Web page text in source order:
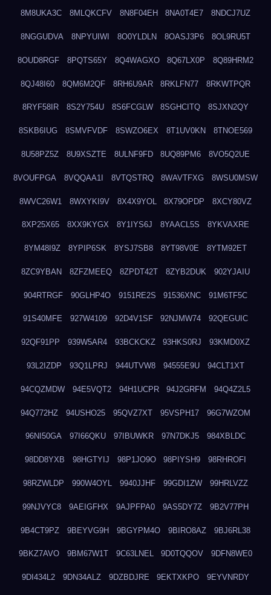
8M8UKA3C 8MLQKCFV 8N8F04EH 8NA0T4E7 8NDCJ7UZ
8NGGUDVA 8NPYUIWI 8O0YLDLN 8OASJ3P6 8OL9RU5T
8OUD8RGF 8PQTS65Y 8Q4WAGXO 8Q67LX0P 8Q89HRM2
8QJ48I60 8QM6M2QF 8RH6U9AR 8RKLFN77 8RKWTPQR
8RYF58IR 8S2Y754U 8S6FCGLW 8SGHCITQ 8SJXN2QY
8SKB6IUG 8SMVFVDF 8SWZO6EX 8T1UV0KN 8TNOE569
8U58PZ5Z 8U9XSZTE 8ULNF9FD 8UQ89PM6 8VO5Q2UE
8VOUFPGA 8VQQAA1I 8VTQSTRQ 8WAVTFXG 8WSU0MSW
8WVC26W1 8WXYKI9V 8X4X9YOL 8X79OPDP 8XCY80VZ
8XP25X65 8XX9KYGX 8Y1IYS6J 8YAACL5S 8YKVAXRE
8YM48I9Z 8YPIP6SK 8YSJ7SB8 8YT98V0E 8YTM92ET
8ZC9YBAN 8ZFZMEEQ 8ZPDT42T 8ZYB2DUK 902YJAIU
904RTRGF 90GLHP4O 9151RE2S 91536XNC 91M6TF5C
91S40MFE 927W4109 92D4V1SF 92NJMW74 92QEGUIC
92QF91PP 939W5AR4 93BCKCKZ 93HKS0RJ 93KMD0XZ
93L2IZDP 93Q1LPRJ 944UTVW8 94555E9U 94CLT1XT
94CQZMDW 94E5VQT2 94H1UCPR 94J2GRFM 94Q4Z2L5
94Q772HZ 94USHO25 95QVZ7XT 95VSPH17 96G7WZOM
96NI50GA 97I66QKU 97IBUWKR 97N7DKJ5 984XBLDC
98DD8YXB 98HGTYIJ 98P1JO9O 98PIYSH9 98RHROFI
98RZWLDP 990W4OYL 9940JJHF 99GDI1ZW 99HRLVZZ
99NJVYC8 9AEIGFHX 9AJPFPA0 9AS5DY7Z 9B2V77PH
9B4CT9PZ 9BEYVG9H 9BGYPM4O 9BIRO8AZ 9BJ6RL38
9BKZ7AVO 9BM67W1T 9C63LNEL 9D0TQQOV 9DFN8WE0
9DI434L2 9DN34ALZ 9DZBDJRE 9EKTXKPO 9EYVNRDY